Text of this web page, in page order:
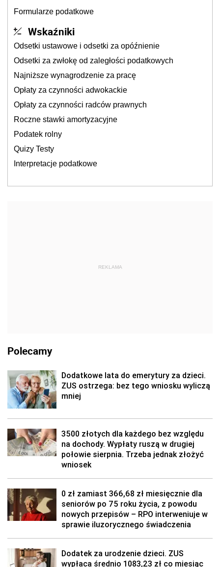
Formularze podatkowe
Wskaźniki
Odsetki ustawowe i odsetki za opóźnienie
Odsetki za zwłokę od zaległości podatkowych
Najniższe wynagrodzenie za pracę
Opłaty za czynności adwokackie
Opłaty za czynności radców prawnych
Roczne stawki amortyzacyjne
Podatek rolny
Quizy Testy
Interpretacje podatkowe
REKLAMA
Polecamy
Dodatkowe lata do emerytury za dzieci.
ZUS ostrzega: bez tego wniosku wyliczą
mniej
3500 złotych dla każdego bez względu
na dochody. Wypłaty ruszą w drugiej
połowie sierpnia. Trzeba jednak złożyć
wniosek
0 zł zamiast 366,68 zł miesięcznie dla
seniorów po 75 roku życia, z powodu
nowych przepisów – RPO interweniuje w
sprawie iluzorycznego świadczenia
Dodatek za urodzenie dzieci. ZUS
wypłaca średnio 1083,23 zł co miesiąc